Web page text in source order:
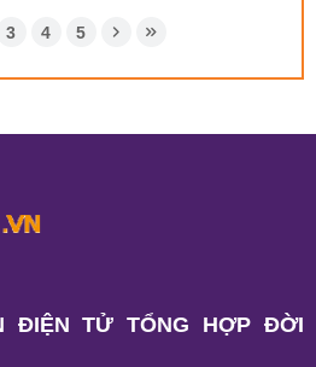
3 4 5
ĐIỆN TỬ TỔNG HỢP ĐỜI